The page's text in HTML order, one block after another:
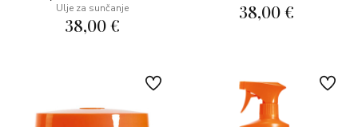
Ulje za sunčanje
38,00 €
38,00 €